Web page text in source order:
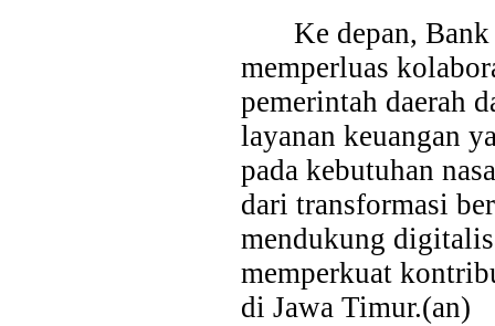
Ke depan,
memperluas
pemerintah daerah
layanan keuangan
pada kebutuhan
dari transformasi
mendukung
memperkuat
di Jawa Timur.(an)